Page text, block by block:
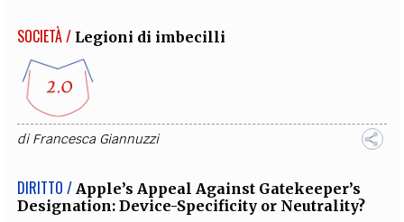
SOCIETÀ / Legioni di imbecilli
diFrancesca Giannuzzi
DIRITTO / Apple’s Appeal Against Gatekeeper’s
Designation: Device-Specificity or Neutrality?